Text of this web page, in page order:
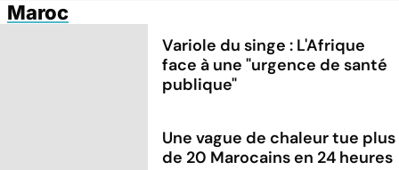
Maroc
Variole du singe : L'Afrique
face à une "urgence de santé
publique"
Une vague de chaleur tue plus
de 20 Marocains en 24 heures